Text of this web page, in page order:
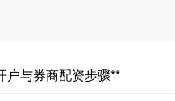
户与券商配资步骤**